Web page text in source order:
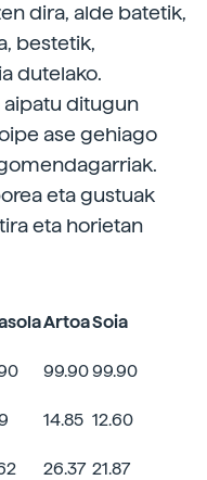
dira, alde batetik,
bestetik,
dutelako.
aipatu ditugun
ase gehiago
eta gustuak
eta horietan
ArtoaSoia
99.9099.90
14.85 12.60
26.37 21.87